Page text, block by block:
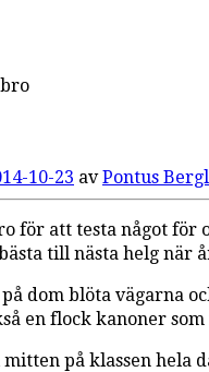
10-23 avPontus
för att testa något för
till nästa helg när
dom blöta vägarna
en flock kanoner
på klassen hela